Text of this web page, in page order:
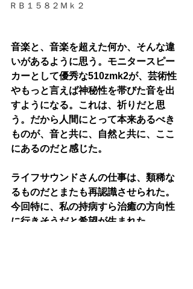
ＲＢ１５８２Ｍｋ２
音楽と、音楽を超えた何か、そんな違
いがあるように思う。モニタースピー
カーとして優秀な510zmk2が、芸術性
やもっと言えば神秘性を帯びた音を出
すようになる。これは、祈りだと思
う。だから人間にとって本来あるべき
ものが、音と共に、自然と共に、ここ
にあるのだと感じた。
ライフサウンドさんの仕事は、類稀な
るものだとまたも再認識させられた。
今回特に、私の持病すら治癒の方向性
に行きそうだと希望が生まれた。